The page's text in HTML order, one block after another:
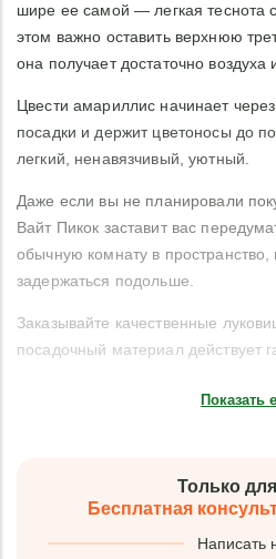
шире ее самой — легкая теснота
этом важно оставить верхнюю
она получает достаточно воздуха
Цвести амариллис начинает
посадки и держит цветоносы до
легкий, ненавязчивый, уютный.
Даже если вы не планировали
Вайт Пикок заставит вас
обычную комнату в пространство,
задержаться подольше.
Заказывайте качественные
посадочный материал действует
Показать
Только
Бесплатная
Написать